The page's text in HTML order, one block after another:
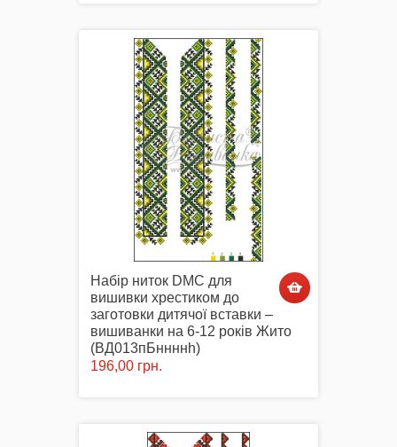
Набір ниток DMC для
вишивки хрестиком до
заготовки дитячої вставки –
вишиванки на 6-12 років Жито
(ВД013пБннннh)
196,00 грн.